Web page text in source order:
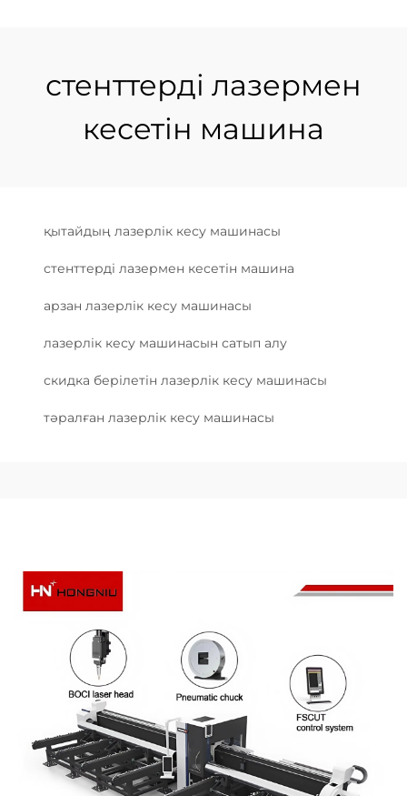
стенттерді лазермен
кесетін машина
қытайдың лазерлік кесу машинасы
стенттерді лазермен кесетін машина
арзан лазерлік кесу машинасы
лазерлік кесу машинасын сатып алу
скидка берілетін лазерлік кесу машинасы
тәралған лазерлік кесу машинасы